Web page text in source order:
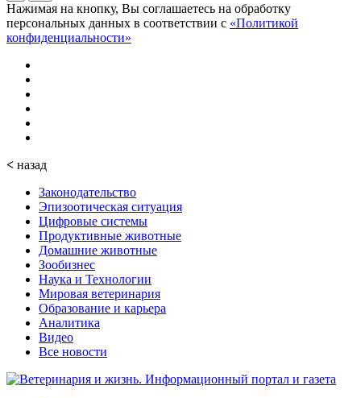
Нажимая на кнопку, Вы соглашаетесь на обработку
персональных данных в соответствии с «Политикой
конфиденциальности»
< назад
Законодательство
Эпизоотическая ситуация
Цифровые системы
Продуктивные животные
Домашние животные
Зообизнес
Наука и Технологии
Мировая ветеринария
Образование и карьера
Аналитика
Видео
Все новости